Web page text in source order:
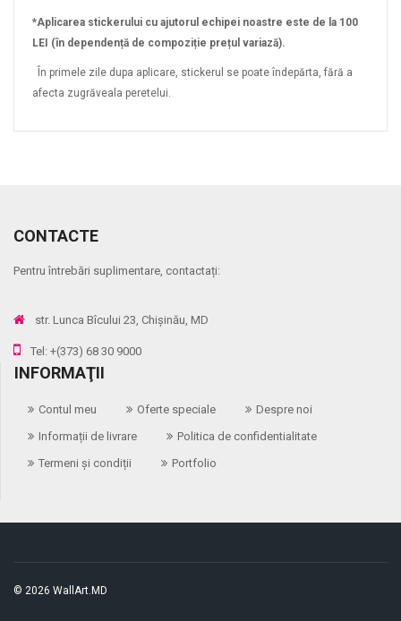
*Aplicarea stickerului cu ajutorul echipei noastre este de la 100
LEI (în dependență de compoziție prețul variază).
În primele zile dupa aplicare, stickerul se poate îndepărta, fără a
afecta zugrăveala peretelui.
CONTACTE
Pentru întrebări suplimentare, contactați:
str. Lunca Bîcului 23, Chișinău, MD
Tel: +(373) 68 30 9000
INFORMAŢII
Contul meu Oferte speciale
Despre noi
Informații de livrare
Politica de confidentialitate
Termeni și condiții
Portfolio
© 2026 WallArt.MD